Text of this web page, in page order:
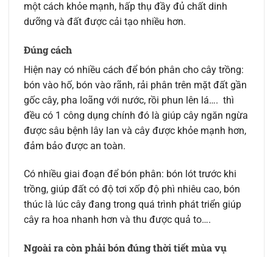
một cách khỏe mạnh, hấp thụ đầy đủ chất dinh
dưỡng và đất được cải tạo nhiều hơn.
Đúng cách
Hiện nay có nhiều cách để bón phân cho cây trồng:
bón vào hố, bón vào rãnh, rải phân trên mặt đất gần
gốc cây, pha loãng với nước, rồi phun lên lá…. thì
đều có 1 công dụng chính đó là giúp cây ngăn ngừa
được sâu bệnh lây lan và cây được khỏe mạnh hơn,
đảm bảo được an toàn.
Có nhiều giai đoạn để bón phân: bón lót trước khi
trồng, giúp đất có độ tơi xốp độ phì nhiêu cao, bón
thúc là lúc cây đang trong quá trình phát triển giúp
cây ra hoa nhanh hơn và thu được quả to….
Ngoài ra còn phải bón đúng thời tiết mùa vụ